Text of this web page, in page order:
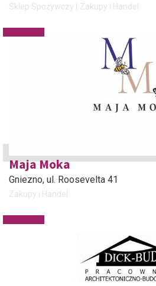
Sklep Spożywczy Zakupy i Handel
Maja Moka
Gniezno, ul. Roosevelta 41
Zakupy i Handel